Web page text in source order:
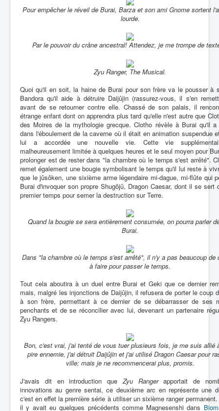
Pour empêcher le réveil de Burai, Barza et son ami Gnome sortent
lourde.
Par le pouvoir du crâne ancestral! Attendez, je me trompe de
Zyu Ranger, The Musical.
Quoi qu'il en soit, la haine de Burai pour son frère va le pousser à
Bandora qu'il aide à détruire Daijûjin (rassurez-vous, il s'en
avant de se retourner contre elle. Chassé de son palais, il
étrange enfant dont on apprendra plus tard qu'elle n'est autre que
des Moires de la mythologie grecque. Clotho révèle à Burai qu'il
dans l'éboulement de la caverne où il était en animation suspendue
lui a accordée une nouvelle vie. Cette vie
malheureusement limitée à quelques heures et le seul moyen pour
prolonger est de rester dans "la chambre où le temps s'est arrêté".
remet également une bougie symbolisant le temps qu'il lui reste à
que le jûsôken, une sixième arme légendaire mi-dague, mi-flûte qui
Burai d'invoquer son propre Shugôjû, Dragon Caesar, dont il se sert
premier temps pour semer la destruction sur Terre.
Quand la bougie se sera entièrement consumée, on pourra parler
Burai.
Dans "la chambre où le temps s'est arrêté", il n'y a pas beaucoup de
à faire pour passer le temps.
Tout cela aboutira à un duel entre Burai et Geki que ce dernier
mais, malgré les injonctions de Daijûjin, il refusera de porter le coup
à son frère, permettant à ce dernier de se débarrasser de ses
penchants et de se réconcilier avec lui, devenant un partenaire
Zyu Rangers.
Bon, c'est vrai, j'ai tenté de vous tuer plusieurs fois, je me suis allié
pire ennemie, j'ai détruit Daijûjin et j'ai utilisé Dragon Caesar pour
ville; mais je ne recommencerai plus, promis.
J'avais dit en introduction que Zyu Rangerapportait de
innovations au genre sentai, ce deuxième arc en représente une
c'est en effet la première série à utiliser un sixième ranger
il y avait eu quelques précédents comme Magnesenshi dans